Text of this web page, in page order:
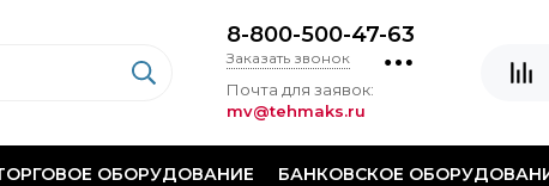
8-800-500-47-63
Заказать звонок
Почта для заявок:
mv@tehmaks.ru
ОБОРУДОВАНИЕ БАНКОВСКОЕ